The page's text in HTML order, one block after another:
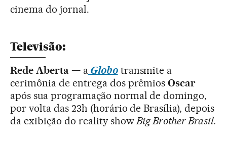
cinema do jornal.
Televisão:
Rede Aberta — aGlobotransmite a
cerimônia de entrega dos prêmiosOscar
após sua programação normal de domingo,
por volta das 23h (horário de Brasília), depois
da exibição do reality showBig Brother Brasil.